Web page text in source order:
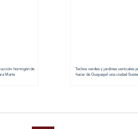
hormigón de
Marte
Techos verdes y jardines verticales
hacer de Guayaquil una ciudad